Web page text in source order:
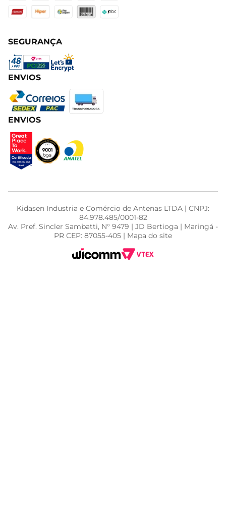
SEGURANÇA
ENVIOS
ENVIOS
Kidasen Industria e Comércio de Antenas LTDA | CNPJ:
84.978.485/0001-82
Av. Pref. Sincler Sambatti, N° 9479 | JD Bertioga | Maringá -
PR CEP: 87055-405 | Mapa do site